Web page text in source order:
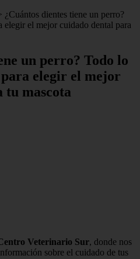
¿Cuántos dientes tiene un perro?
elegir el mejor cuidado dental para
un perro? Todo lo
para elegir el mejor
tu mascota
Veterinario Sur, donde nos
sobre el cuidado de tus